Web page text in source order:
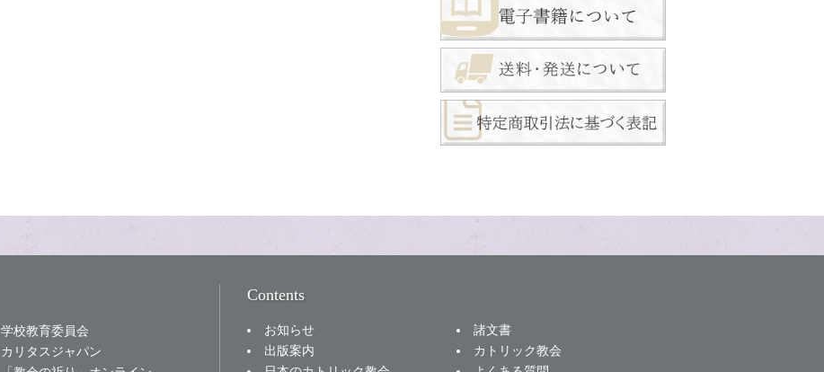
学校教育委員会
カリタスジャパン
Contents
お知らせ
諸文書
出版案内
カトリック教会